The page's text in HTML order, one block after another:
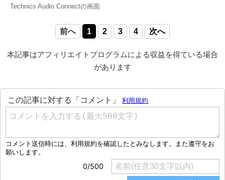
Technics Audio Connectの画面
前へ 1 2 3 4 次へ
本記事はアフィリエイトプログラムによる収益を得ている場合
があります